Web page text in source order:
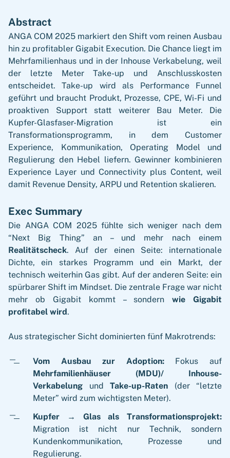
Abstract
ANGA COM 2025 markiert den Shift vom reinen Ausbau
hin zu profitabler Gigabit Execution. Die Chance liegt im
Mehrfamilienhaus und in der Inhouse Verkabelung, weil
der letzte Meter Take-up und Anschlusskosten
entscheidet. Take-up wird als Performance Funnel
geführt und braucht Produkt, Prozesse, CPE, Wi-Fi und
proaktiven Support statt weiterer Bau Meter. Die
Kupfer-Glasfaser-Migration ist ein
Transformationsprogramm, in dem Customer
Experience, Kommunikation, Operating Model und
Regulierung den Hebel liefern. Gewinner kombinieren
Experience Layer und Connectivity plus Content, weil
damit Revenue Density, ARPU und Retention skalieren.
Exec Summary
Die ANGA COM 2025 fühlte sich weniger nach dem
“Next Big Thing” an – und mehr nach einem
Realitätscheck. Auf der einen Seite: internationale
Dichte, ein starkes Programm und ein Markt, der
technisch weiterhin Gas gibt. Auf der anderen Seite: ein
spürbarer Shift im Mindset. Die zentrale Frage war nicht
mehr ob Gigabit kommt – sondern wie Gigabit
profitabel wird.
Aus strategischer Sicht dominierten fünf Makrotrends:
Vom Ausbau zur Adoption:Fokus auf
Mehrfamilienhäuser (MDU)/ Inhouse-
Verkabelung und Take-up-Raten (der “letzte
Meter” wird zum wichtigsten Meter).
Kupfer → Glas als Transformationsprojekt:
Migration ist nicht nur Technik, sondern
Kundenkommunikation, Prozesse und
Regulierung.